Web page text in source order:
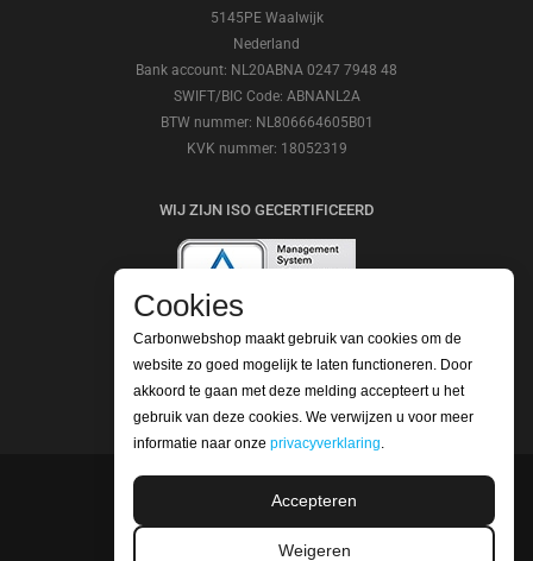
5145PE Waalwijk
Nederland
Bank account: NL20ABNA 0247 7948 48
SWIFT/BIC Code: ABNANL2A
BTW nummer: NL806664605B01
KVK nummer: 18052319
WIJ ZIJN ISO GECERTIFICEERD
BEKIJK ONZE REVIEWS
©2026 Carbonwebshop
Telefoonnummer: +31 (0) 416 561365 | Email:
Cookies
Carbonwebshop maakt gebruik van cookies om de
website zo goed mogelijk te laten functioneren. Door
akkoord te gaan met deze melding accepteert u het
gebruik van deze cookies. We verwijzen u voor meer
informatie naar onze privacyverklaring.
Accepteren
Weigeren